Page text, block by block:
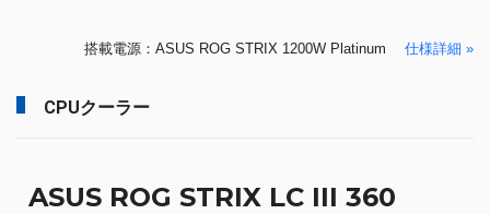
搭載電源：ASUS ROG STRIX 1200W Platinum 仕様詳細 »
CPUクーラー
ASUS ROG STRIX LC III 360